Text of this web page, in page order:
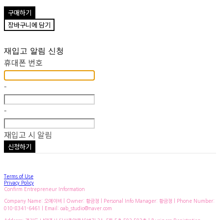
구매하기
장바구니에 담기
재입고 알림 신청
휴대폰 번호
-
-
재입고 시 알림
신청하기
Terms of Use
Privacy Policy
Confirm Entrepreneur Information
Company Name: 오에이비 | Owner: 황금정 | Personal Info Manager: 황금정 | Phone Number:
010-8341-6461 | Email: oab_studio@naver.com